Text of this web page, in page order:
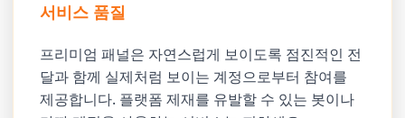
서비스 품질
프리미엄 패널은 자연스럽게 보이도록 점진적인 전
달과 함께 실제처럼 보이는 계정으로부터 참여를
제공합니다. 플랫폼 제재를 유발할 수 있는 봇이나